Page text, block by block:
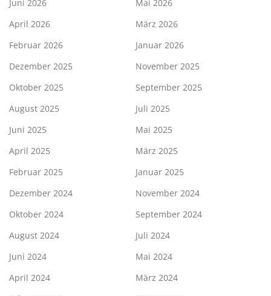
Juni 2026
Mai 2026
April 2026
März 2026
Februar 2026
Januar 2026
Dezember 2025
November 2025
Oktober 2025
September 2025
August 2025
Juli 2025
Juni 2025
Mai 2025
April 2025
März 2025
Februar 2025
Januar 2025
Dezember 2024
November 2024
Oktober 2024
September 2024
August 2024
Juli 2024
Juni 2024
Mai 2024
April 2024
März 2024